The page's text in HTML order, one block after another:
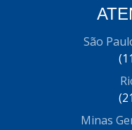
São
Minas